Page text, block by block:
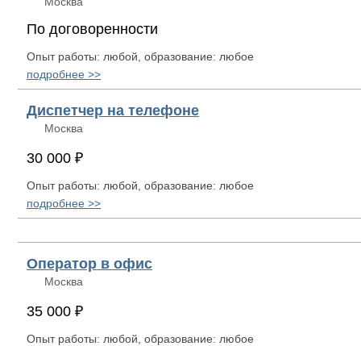
По договоренности
Опыт работы: любой, образование: любое
подробнее >>
Диспетчер на телефоне
Москва
30 000 ₽
Опыт работы: любой, образование: любое
подробнее >>
Оператор в офис
Москва
35 000 ₽
Опыт работы: любой, образование: любое